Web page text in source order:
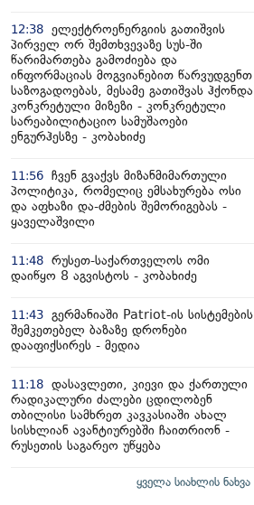
12:38 ელექტროენერგიის გათიშვის
პირველ ორ შემთხვევაზე სუს-ში
წარიმართება გამოძიება და
ინფორმაციას მოგვიანებით წარვუდგენთ
საზოგადოებას, მესამე გათიშვას ჰქონდა
კონკრეტული მიზეზი - კონკრეტული
სარეაბილიტაციო სამუშაოები
ენგურჰესზე - კობახიძე
11:56 ჩვენ გვაქვს მიზანმიმართული
პოლიტიკა, რომელიც ემსახურება ოსი
და აფხაზი და-ძმების შემორიგებას -
ყაველაშვილი
11:48 რუსეთ-საქართველოს ომი
დაიწყო 8 აგვისტოს - კობახიძე
11:43 გერმანიაში Patriot-ის სისტემების
შემკეთებელ ბაზაზე დრონები
დააფიქსირეს - მედია
11:18 დასავლეთი, კიევი და ქართული
რადიკალური ძალები ცდილობენ
თბილისი სამხრეთ კავკასიაში ახალ
სისხლიან ავანტიურებში ჩაითრიონ -
რუსეთის საგარეო უწყება
ყველა სიახლის ნახვა